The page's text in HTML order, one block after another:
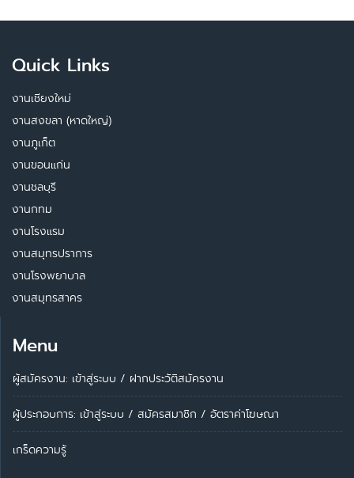
Quick Links
งานเชียงใหม่
งานสงขลา (หาดใหญ่)
งานภูเก็ต
งานขอนแก่น
งานชลบุรี
งานกทม
งานโรงแรม
งานสมุทรปราการ
งานโรงพยาบาล
งานสมุทรสาคร
Menu
ผู้สมัครงาน: เข้าสู่ระบบ / ฝากประวัติสมัครงาน
ผู้ประกอบการ: เข้าสู่ระบบ / สมัครสมาชิก / อัตราค่าโฆษณา
เกร็ดความรู้